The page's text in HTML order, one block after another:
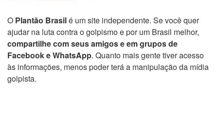
O Plantão Brasilé um site independente. Se você quer
ajudar na luta contra o golpismo e por um Brasil melhor,
compartilhe com seus amigos e em grupos de
Facebook e WhatsApp. Quanto mais gente tiver acesso
às informações, menos poder terá a manipulação da mídia
golpista.